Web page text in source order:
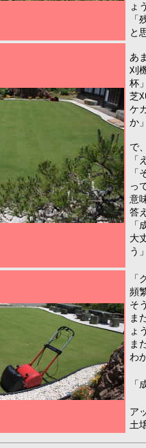
ょ
と
あ
刈
杯
芝
ケ
か
で
っ
意
答
「
大
う
頻
そ
ま
ょ
ま
わ
ア
土